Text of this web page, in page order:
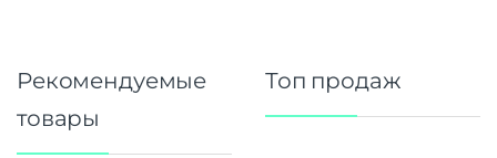
Рекомендуемые
товары
Топ продаж